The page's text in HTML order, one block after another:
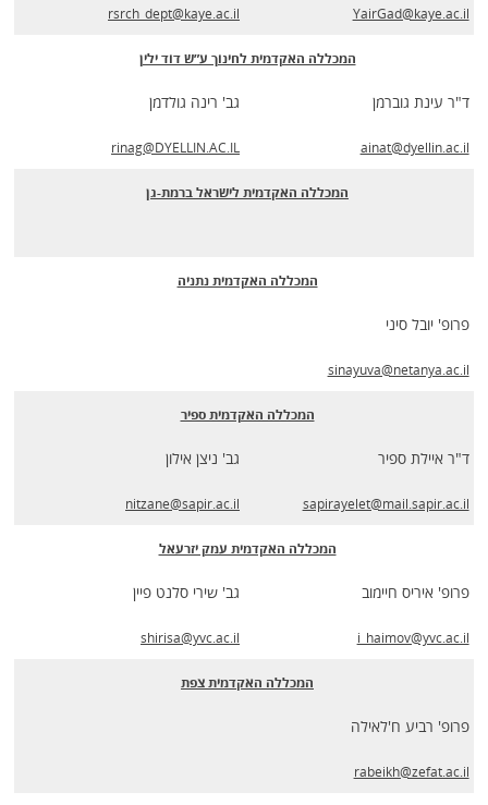
YairGad@kaye.ac.il
rsrch_dept@kaye.ac.il
המכללה האקדמית לחינוך ע״ש דוד ילין
ד"ר עינת גוברמן
ainat@dyellin.ac.il
גב' רינה גולדמן
rinag@DYELLIN.AC.IL
המכללה האקדמית לישראל ברמת-גן
המכללה האקדמית נתניה
פרופ' יובל סיני
sinayuva@netanya.ac.il
המכללה האקדמית ספיר
ד"ר איילת ספיר
sapirayelet@mail.sapir.ac.il
גב' ניצן אילון
nitzane@sapir.ac.il
המכללה האקדמית עמק יזרעאל
פרופ' איריס חיימוב
i_haimov@yvc.ac.il
גב' שירי סלנט פיין
shirisa@yvc.ac.il
המכללה האקדמית צפת
פרופ' רביע ח'לאילה
rabeikh@zefat.ac.il